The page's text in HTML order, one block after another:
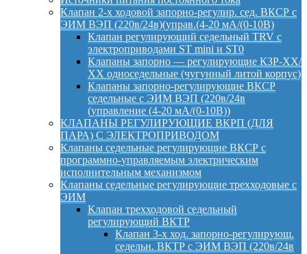
Клапан 2-х ходовой запорно-регулир. сед. ВКСР с
ЭИМ ВЭП (220в/24в)(управ.(4-20 мА/(0-10В)
Клапан регулирующий седельный TRV с
электроприводами ST mini и ST0
Клапаны запорно — регулирующие КЗР-ХХ/
ХХ односедельные (чугунный литой корпус)
Клапаны запорно-регулирующие ВКСР
седельные с ЭИМ ВЭП (220в/24в
(управление (4-20 мА/(0-10В))
КЛАПАНЫ РЕГУЛИРУЮЩИЕ ВКРП (ДЛЯ
ПАРА) С ЭЛЕКТРОПРИВОДОМ
Клапаны седельные регулирующие ВКСР с
программно-управляемым электрическим
исполнительным механизмом
Клапаны седельные регулирующие трехходовые с
ЭИМ
Клапан трехходовой седельный
регулирующий ВКТР
Клапан 3-х ход. запорно-регулирующ.
седельн. ВКТР с ЭИМ ВЭП (220в/24в